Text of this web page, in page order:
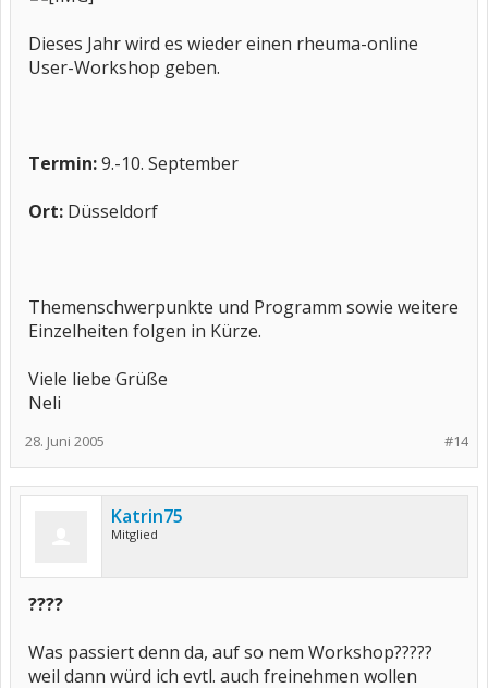
Dieses Jahr wird es wieder einen rheuma-online
User-Workshop geben.
Termin:9.-10. September
Ort: Düsseldorf
Themenschwerpunkte und Programm sowie weitere
Einzelheiten folgen in Kürze.
Viele liebe Grüße
Neli
#14
28. Juni 2005
Katrin75
Mitglied
????
Was passiert denn da, auf so nem Workshop?????
weil dann würd ich evtl. auch freinehmen wollen